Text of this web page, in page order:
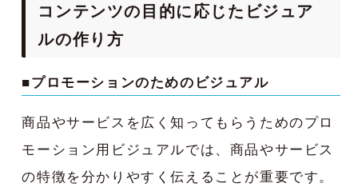
コンテンツの目的に応じたビジュア
ルの作り方
■プロモーションのためのビジュアル
商品やサービスを広く知ってもらうためのプロ
モーション用ビジュアルでは、商品やサービス
の特徴を分かりやすく伝えることが重要です。